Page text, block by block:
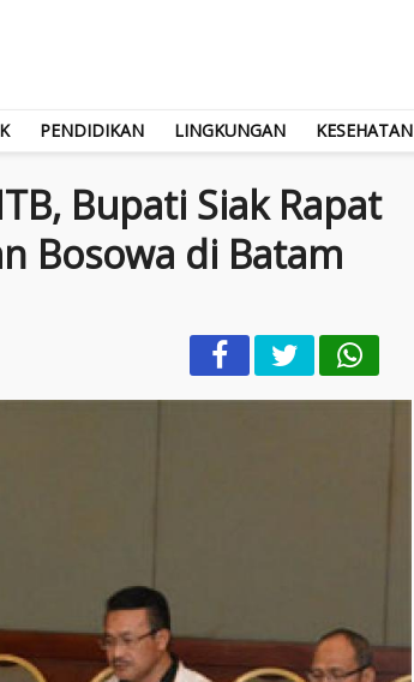
PENDIDIKAN LINGKUNGAN KESEHATAN
Bupati Siak Rapat
Bosowa di Batam